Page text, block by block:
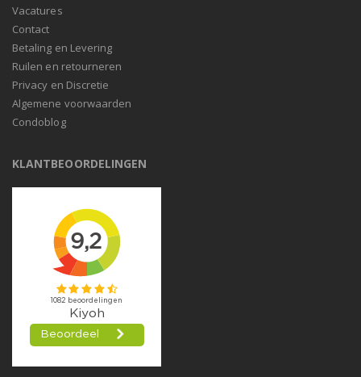
Vacatures
Contact
Betaling en Levering
Ruilen en retourneren
Privacy en Discretie
Algemene voorwaarden
Condoblog
KLANTBEOORDELINGEN